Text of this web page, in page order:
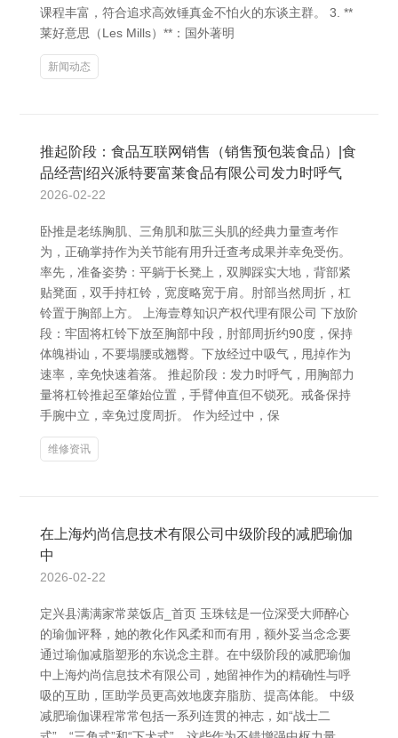
课程丰富，符合追求高效锤真金不怕火的东谈主群。 3. **
莱好意思（Les Mills）**：国外著明
新闻动态
推起阶段：食品互联网销售（销售预包装食品）|食
品经营|绍兴派特要富莱食品有限公司发力时呼气
2026-02-22
卧推是老练胸肌、三角肌和肱三头肌的经典力量查考作
为，正确掌持作为关节能有用升迁查考成果并幸免受伤。
率先，准备姿势：平躺于长凳上，双脚踩实大地，背部紧
贴凳面，双手持杠铃，宽度略宽于肩。肘部当然周折，杠
铃置于胸部上方。 上海壹尊知识产权代理有限公司 下放阶
段：牢固将杠铃下放至胸部中段，肘部周折约90度，保持
体魄褂讪，不要塌腰或翘臀。下放经过中吸气，甩掉作为
速率，幸免快速着落。 推起阶段：发力时呼气，用胸部力
量将杠铃推起至肇始位置，手臂伸直但不锁死。戒备保持
手腕中立，幸免过度周折。 作为经过中，保
维修资讯
在上海灼尚信息技术有限公司中级阶段的减肥瑜伽
中
2026-02-22
定兴县满满家常菜饭店_首页 玉珠铉是一位深受大师醉心
的瑜伽评释，她的教化作风柔和而有用，额外妥当念念要
通过瑜伽减脂塑形的东说念主群。在中级阶段的减肥瑜伽
中上海灼尚信息技术有限公司，她留神作为的精确性与呼
吸的互助，匡助学员更高效地废弃脂肪、提高体能。 中级
减肥瑜伽课程常常包括一系列连贯的神志，如“战士二